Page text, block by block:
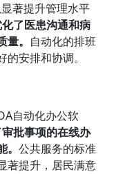
著提升管理水平
了医患沟通和病
。 自动化的排班
安排和协调。
自动化办公软
批事项的在线办
。公共服务的标准
著提升，居民满意